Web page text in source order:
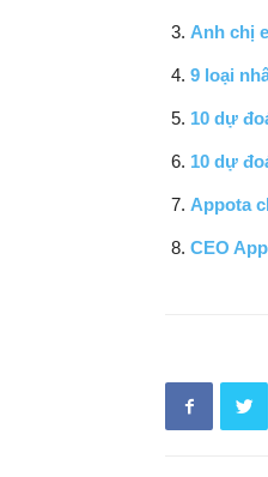
Anh chị
9 loại
10 dự
10 dự
Appota
CEO